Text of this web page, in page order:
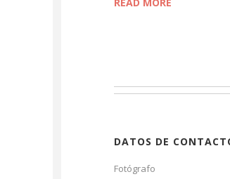
DATOS DE
Fotógrafo